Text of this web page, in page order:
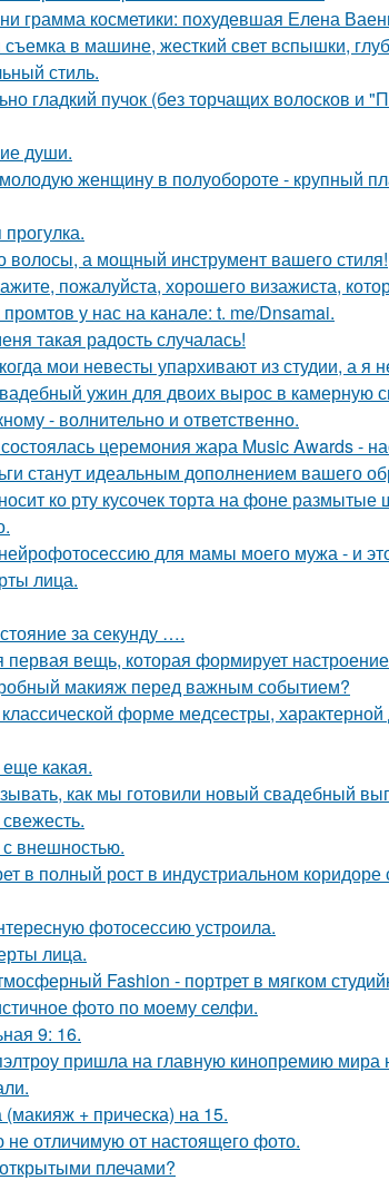
грамма косметики: похудевшая Елена
в машине, жесткий свет вспышки,
стиль.
гладкий пучок (без торчащих волосков и
души.
женщину в полуобороте - крупный
волосы, а мощный инструмент вашего стиля!
пожалуйста, хорошего визажиста,
у нас на канале: t. me/Dnsamai.
такая радость случалась!
мои невесты упархивают из студии, а я
ужин для двоих вырос в камерную
- волнительно и ответственно.
церемония жара Music Awards -
станут идеальным дополнением вашего
ко рту кусочек торта на фоне
для мамы моего мужа - и
лица.
за секунду ….
вещь, которая формирует
макияж перед важным событием?
форме медсестры,
какая.
как мы готовили новый свадебный
внешностью.
в полный рост в индустриальном
фотосессию устроила.
лица.
Fashion - портрет в мягком
фото по моему селфи.
9: 16.
пришла на главную кинопремию мира
+ прическа) на 15.
отличимую от настоящего фото.
плечами?